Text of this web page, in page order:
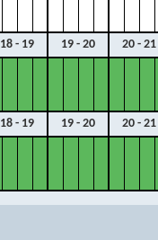
18 - 19 19 - 20 20 - 21
18 - 19 19 - 20 20 - 21